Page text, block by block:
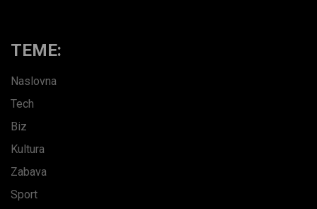
TEME:
Naslovna
Tech
Biz
Kultura
Zabava
Sport